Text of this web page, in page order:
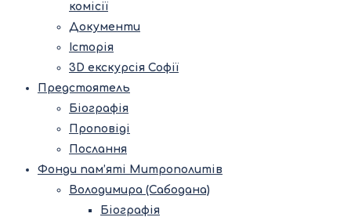
комісії
Документи
Історія
3D екскурсія Софії
Предстоятель
Біографія
Проповіді
Послання
Фонди пам’яті Митрополитів
Володимира (Сабодана)
Біографія